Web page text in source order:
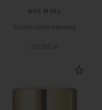
MAX MARA
Хлопковая панама
21 080 ₽